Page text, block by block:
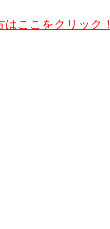
ここをクリック！